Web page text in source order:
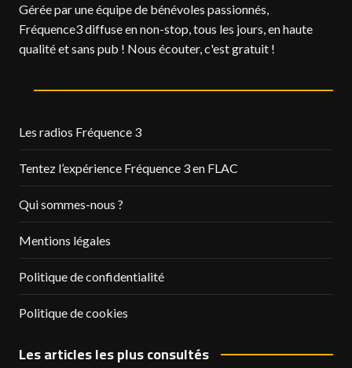
Gérée par une équipe de bénévoles passionnés,
Fréquence3 diffuse en non-stop, tous les jours, en haute
qualité et sans pub ! Nous écouter, c'est gratuit !
Les radios Fréquence 3
Tentez l’expérience Fréquence 3 en FLAC
Qui sommes-nous ?
Mentions légales
Politique de confidentialité
Politique de cookies
Les articles les plus consultés